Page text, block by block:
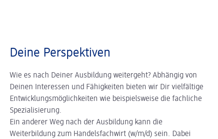
Deine Perspektiven
Wie es nach Deiner Ausbildung weitergeht? Abhängig von
Deinen Interessen und Fähigkeiten bieten wir Dir vielfältige
Entwicklungsmöglichkeiten wie beispielsweise die fachliche
Spezialisierung.
Ein anderer Weg nach der Ausbildung kann die
Weiterbildung zum Handelsfachwirt (w/m/d) sein. Dabei